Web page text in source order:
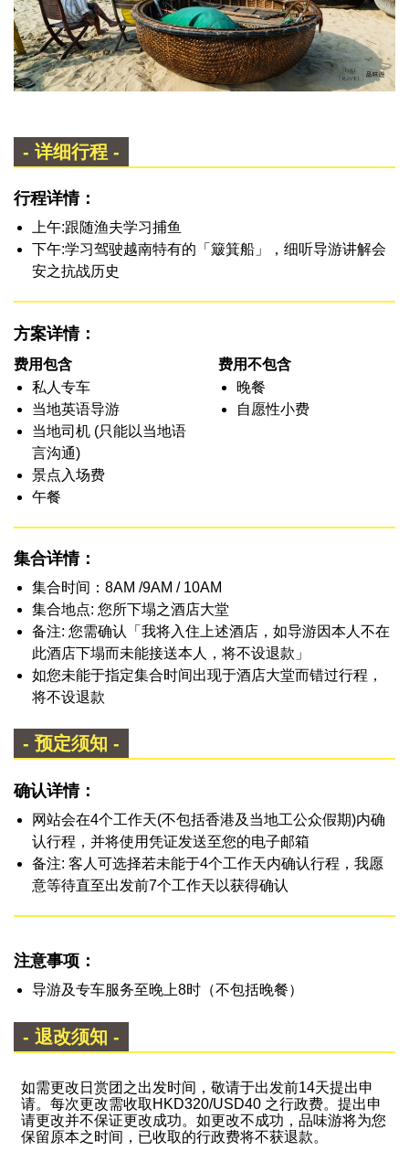
- 详细行程 -
行程详情：
上午:跟随渔夫学习捕鱼
下午:学习驾驶越南特有的「簸箕船」，细听导游讲解会
安之抗战历史
方案详情：
费用包含
私人专车
当地英语导游
当地司机 (只能以当地语
言沟通)
景点入场费
午餐
费用不包含
晚餐
自愿性小费
集合详情：
集合时间：8AM /9AM / 10AM
集合地点: 您所下塌之酒店大堂
备注: 您需确认「我将入住上述酒店，如导游因本人不在
此酒店下塌而未能接送本人，将不设退款」
如您未能于指定集合时间出现于酒店大堂而错过行程，
将不设退款
- 预定须知 -
确认详情：
网站会在4个工作天(不包括香港及当地工公众假期)内确
认行程，并将使用凭证发送至您的电子邮箱
备注: 客人可选择若未能于4个工作天内确认行程，我愿
意等待直至出发前7个工作天以获得确认
注意事项：
导游及专车服务至晚上8时（不包括晚餐）
- 退改须知 -
如需更改日赏团之出发时间，敬请于出发前14天提出申
请。每次更改需收取HKD320/USD40 之行政费。提出申
请更改并不保证更改成功。如更改不成功，品味游将为您
保留原本之时间，已收取的行政费将不获退款。